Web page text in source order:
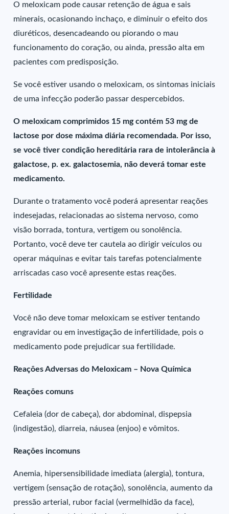
O meloxicam pode causar retenção de água e sais
minerais, ocasionando inchaço, e diminuir o efeito dos
diuréticos, desencadeando ou piorando o mau
funcionamento do coração, ou ainda, pressão alta em
pacientes com predisposição.
Se você estiver usando o meloxicam, os sintomas iniciais
de uma infecção poderão passar despercebidos.
O meloxicam comprimidos 15 mg contém 53 mg de
lactose por dose máxima diária recomendada. Por isso,
se você tiver condição hereditária rara de intolerância à
galactose, p. ex. galactosemia, não deverá tomar este
medicamento.
Durante o tratamento você poderá apresentar reações
indesejadas, relacionadas ao sistema nervoso, como
visão borrada, tontura, vertigem ou sonolência.
Portanto, você deve ter cautela ao dirigir veículos ou
operar máquinas e evitar tais tarefas potencialmente
arriscadas caso você apresente estas reações.
Fertilidade
Você não deve tomar meloxicam se estiver tentando
engravidar ou em investigação de infertilidade, pois o
medicamento pode prejudicar sua fertilidade.
Reações Adversas do Meloxicam – Nova Química
Reações comuns
Cefaleia (dor de cabeça), dor abdominal, dispepsia
(indigestão), diarreia, náusea (enjoo) e vômitos.
Reações incomuns
Anemia, hipersensibilidade imediata (alergia), tontura,
vertigem (sensação de rotação), sonolência, aumento da
pressão arterial, rubor facial (vermelhidão da face),